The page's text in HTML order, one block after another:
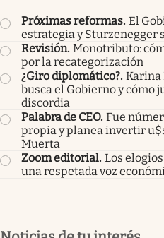
Próximas reformas. El
estrategia y Sturzenegger
Revisión. Monotributo:
por la recategorización
¿Giro diplomático?. Karina
busca el Gobierno y cómo
discordia
Palabra de CEO. Fue
propia y planea invertir
Muerta
Zoom editorial. Los
una respetada voz